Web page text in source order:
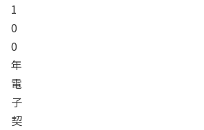
1
0
0
年
電
子
契